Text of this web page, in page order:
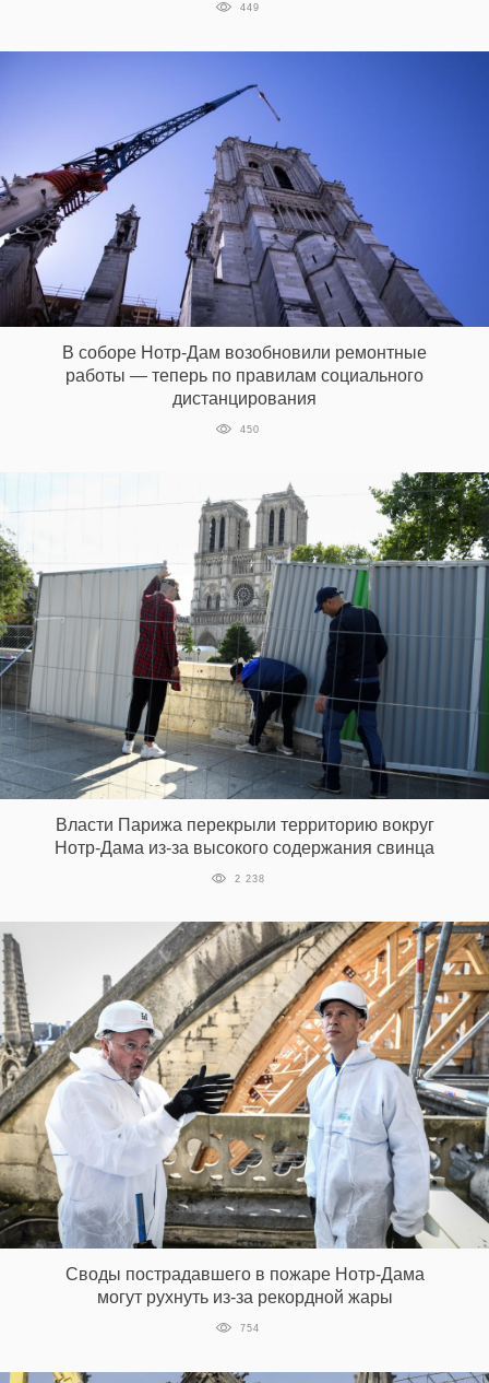
449
В соборе Нотр-Дам возобновили ремонтные
работы — теперь по правилам социального
дистанцирования
450
Власти Парижа перекрыли территорию вокруг
Нотр-Дама из-за высокого содержания свинца
2 238
Своды пострадавшего в пожаре Нотр-Дама
могут рухнуть из-за рекордной жары
754